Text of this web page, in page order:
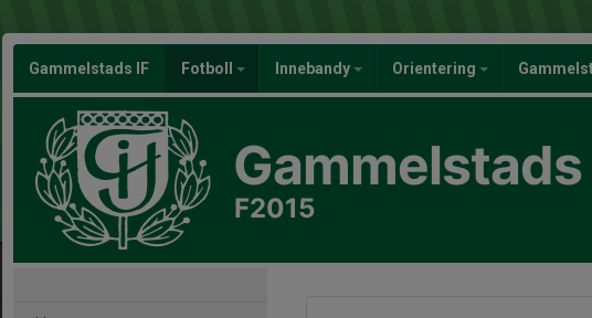
Gammelstads IF Fotboll Innebandy Orientering
Gammelstads
F2015